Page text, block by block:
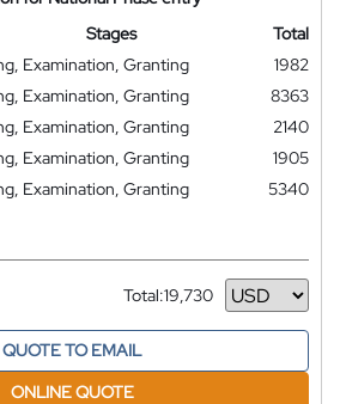
Stages
Total
Examination, Granting
1982
Examination, Granting
8363
Examination, Granting
2140
Examination, Granting
1905
Examination, Granting
5340
Total:19,730
Currency
QUOTE TO EMAIL
ONLINE QUOTE